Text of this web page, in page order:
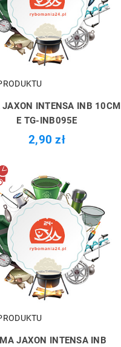
JAXON INTENSA INB 10CM
E TG-INB095E
2,90 zł
JAXON INTENSA INB